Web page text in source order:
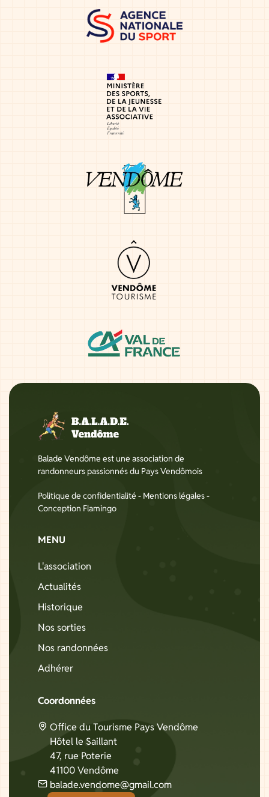
Balade Vendôme est une association de
randonneurs passionnés du Pays Vendômois
Politique de confidentialité - Mentions légales-
Conception Flamingo
MENU
L'association
Actualités
Historique
Nos sorties
Nos randonnées
Adhérer
Coordonnées
Office du Tourisme Pays Vendôme
Hôtel le Saillant
47, rue Poterie
41100 Vendôme
balade.vendome@gmail.com